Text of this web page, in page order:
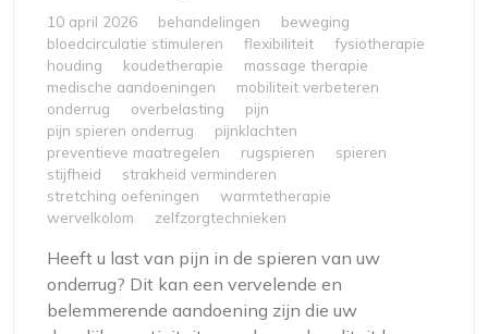
10 april 2026 behandelingen
beweging
bloedcirculatie stimuleren
flexibiliteit
fysiotherapie
houding
koudetherapie
massage therapie
medische aandoeningen
mobiliteit verbeteren
onderrug
overbelasting
pijn
pijn spieren onderrug
pijnklachten
preventieve maatregelen
rugspieren
spieren
stijfheid
strakheid verminderen
stretching oefeningen
warmtetherapie
wervelkolom
zelfzorgtechnieken
Heeft u last van pijn in de spieren van uw
onderrug? Dit kan een vervelende en
belemmerende aandoening zijn die uw